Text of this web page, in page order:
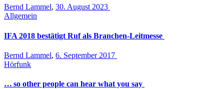
Bernd Lammel, 30. August 2023
Allgemein
IFA 2018 bestätigt Ruf als Branchen-Leitmesse
Bernd Lammel, 6. September 2017
Hörfunk
… so other people can hear what you say